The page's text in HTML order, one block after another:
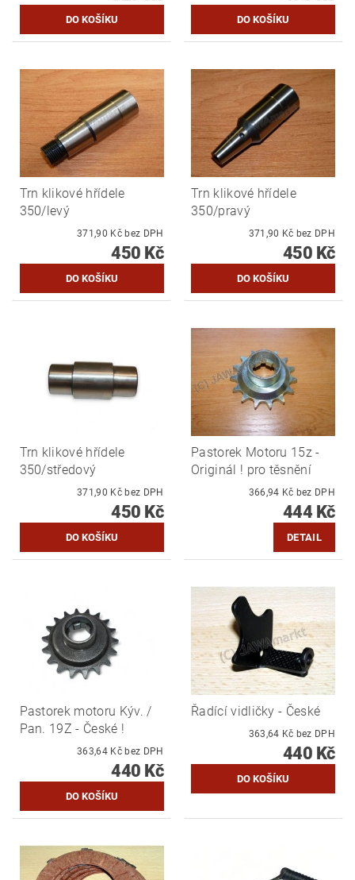
Trn klikové hřídele
350/levý
371,90 Kč bez DPH
450 Kč
Trn klikové hřídele
350/pravý
371,90 Kč bez DPH
450 Kč
Trn klikové hřídele
350/středový
371,90 Kč bez DPH
450 Kč
Pastorek Motoru 15z -
Originál ! pro těsnění
366,94 Kč bez DPH
444 Kč
DETAIL
Pastorek motoru Kýv. /
Pan. 19Z - České !
363,64 Kč bez DPH
440 Kč
Řadící vidličky - České
363,64 Kč bez DPH
440 Kč